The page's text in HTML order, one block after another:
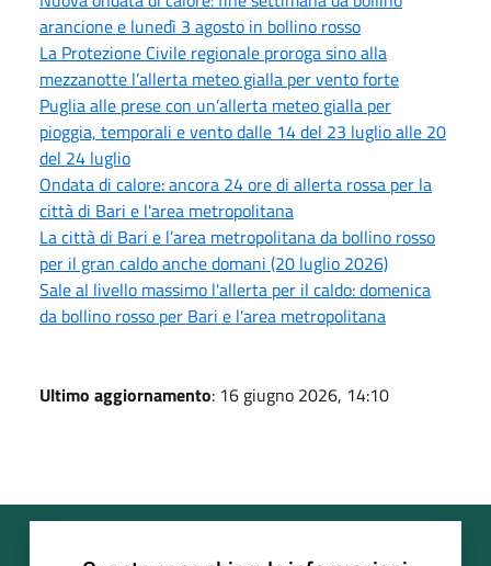
arancione e lunedì 3 agosto in bollino rosso
La Protezione Civile regionale proroga sino alla
mezzanotte l’allerta meteo gialla per vento forte
Puglia alle prese con un’allerta meteo gialla per
pioggia, temporali e vento dalle 14 del 23 luglio alle 20
del 24 luglio
Ondata di calore: ancora 24 ore di allerta rossa per la
città di Bari e l'area metropolitana
La città di Bari e l’area metropolitana da bollino rosso
per il gran caldo anche domani (20 luglio 2026)
Sale al livello massimo l'allerta per il caldo: domenica
da bollino rosso per Bari e l'area metropolitana
Ultimo aggiornamento: 16 giugno 2026, 14:10